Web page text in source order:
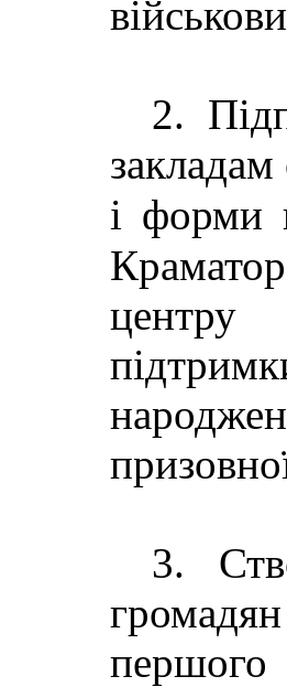
2. П
закладам
і форми
центру
3.
першого